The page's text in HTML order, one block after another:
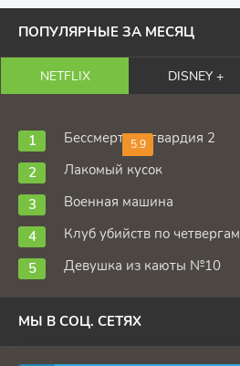
ПОПУЛЯРНЫЕ ЗА МЕСЯЦ
NETFLIX DISNEY +
5.9
Бессмертная гвардия 2
Лакомый кусок
Военная машина
Клуб убийств по четвергам
Девушка из каюты №10
МЫ В СОЦ. СЕТЯХ